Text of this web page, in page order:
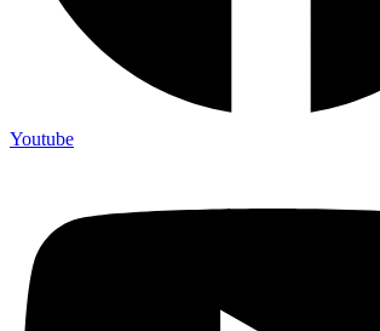
Youtube